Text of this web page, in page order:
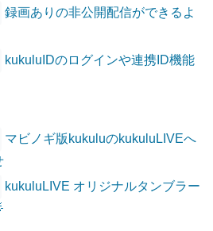
録画ありの非公開配信ができるよ
kukuluIDのログインや連携ID機能
マビノギ版kukuluのkukuluLIVEへ
kukuluLIVE オリジナルタンブラー